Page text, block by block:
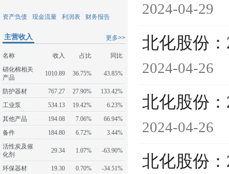
资产负债 现金流量 利润表 财务报告
更多>>
主营收入
名称 收入 占比
同比
硝化棉相关
产品
1010.89 36.75% 43.85%
防护器材 767.27 27.90%
133.42%
工业泵
534.13 19.42%
6.23%
其他产品
194.08 7.06%
66.94%
备件
184.80 6.72%
3.44%
活性炭及催
化剂
29.34 1.07% -63.90%
环保器材 19.30 0.70%
-34.51%
2024-04-29
北化股份
2024-04-26
北化股份
2024-04-26
北化股份